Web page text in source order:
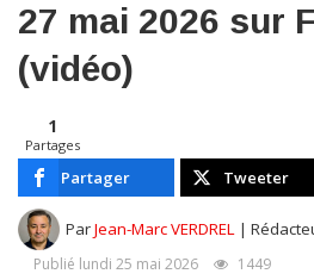
27 mai 2026 sur
(vidéo)
1
Partages
Partager Tweeter
ParJean-Marc VERDREL |
Publié lundi 25 mai 2026 1449